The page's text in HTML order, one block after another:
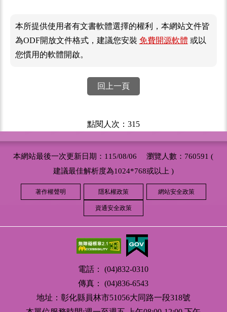
本所提供使用者有文書軟體選擇的權利，本網站文件皆
為ODF開放文件格式，建議您安裝 免費開源軟體 或以
您慣用的軟體開啟。
回上一頁
點閱人次：315
本網站最後一次更新日期：115/08/06 瀏覽人數：760591 (
建議最佳解析度為1024*768或以上 )
著作權聲明 隱私權政策 網站安全政策
資通安全政策
電話： (04)832-0310
傳真： (04)836-6543
地址：彰化縣員林市51056大同路一段318號